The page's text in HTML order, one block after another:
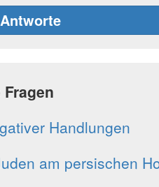
Handlungen
am persischen